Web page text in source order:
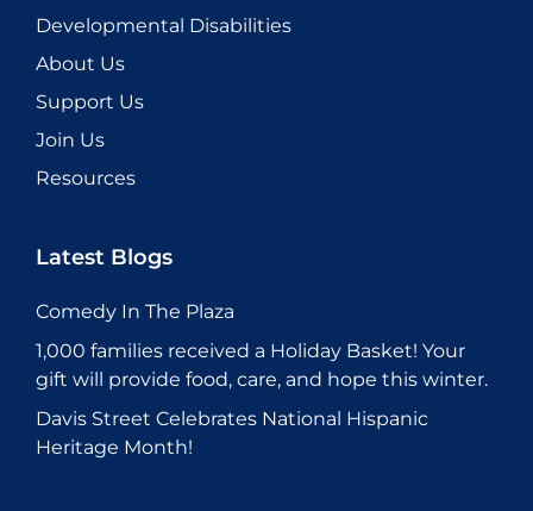
Developmental Disabilities
About Us
Support Us
Join Us
Resources
Latest Blogs
Comedy In The Plaza
1,000 families received a Holiday Basket! Your
gift will provide food, care, and hope this winter.
Davis Street Celebrates National Hispanic
Heritage Month!